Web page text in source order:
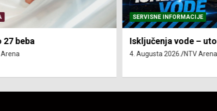
SERVISNE INFORMACIJE
Isključenja vode – utorak 4. avgust